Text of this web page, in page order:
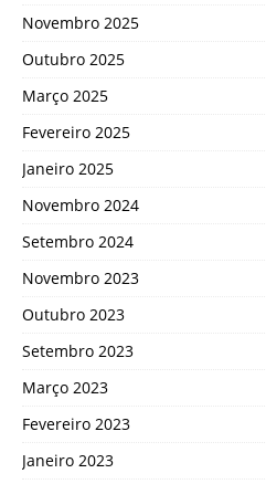
Novembro 2025
Outubro 2025
Março 2025
Fevereiro 2025
Janeiro 2025
Novembro 2024
Setembro 2024
Novembro 2023
Outubro 2023
Setembro 2023
Março 2023
Fevereiro 2023
Janeiro 2023